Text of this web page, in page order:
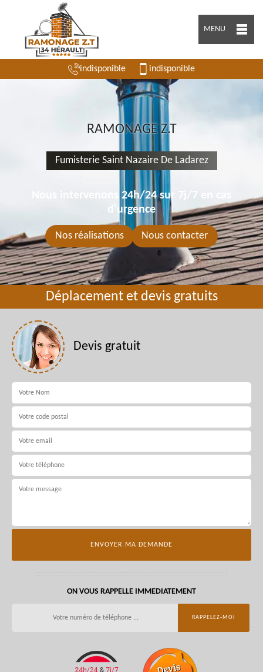
MENU
indisponible indisponible
RAMONAGE Z.T
Fumisterie Saint Nazaire De Ladarez
Nous intervenons 24h/24 sur 7j/7 en cas
d'urgence
Nos réalisations Nous contacter
Déplacement et devis gratuits
Devis gratuit
ON VOUS RAPPELLE IMMEDIATEMENT